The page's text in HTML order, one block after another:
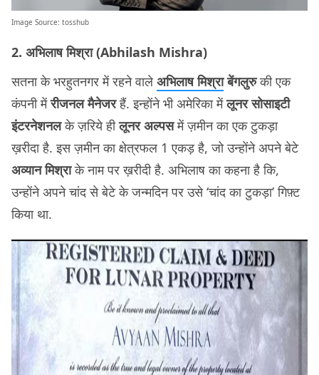
Image Source: tosshub
2. अभिलाष मिश्रा (Abhilash Mishra)
सतना के भरहुतनगर में रहने वाले अभिलाष मिश्रा बेंगलुरुकी एक
कंपनी मेंरीजनल मैनेजरहैं. इन्होंने भी अमेरिका मेंलूनर सोसाइटी
इंटरनेशनलके ज़रिये हीलूनर अल्पसमें ज़मीन का एक टुकड़ा
ख़रीदा है. इस ज़मीन का क्षेत्रफल 1 एकड़ है, जो उन्होंने अपने बेटे
अव्यान मिश्राके नाम पर ख़रीदी है. अभिलाष का कहना है कि,
उन्होंने अपने चांद से बेटे के जन्मदिन पर उसे ‘चांद का टुकड़ा’ गिफ़्ट
किया था.